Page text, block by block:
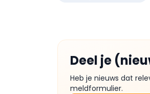
Deel je
Heb je nieuws dat
meldformulier.